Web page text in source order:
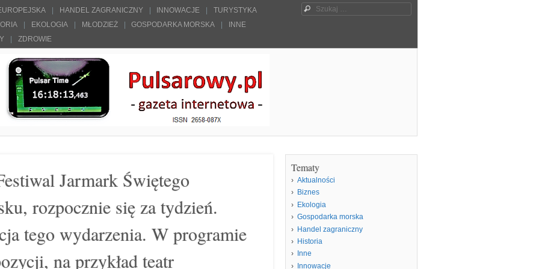
HANDEL ZAGRANICZNY INNOWACJE
TURYSTYKA
EKOLOGIA MŁODZIEŻ GOSPODARKA MORSKA
INNE
ZDROWIE
Szukaj
Jarmark Świętego
rozpocznie się za tydzień.
tego wydarzenia. W programie
na przykład teatr
Tematy
Aktualności
Biznes
Ekologia
Gospodarka morska
Handel zagraniczny
Historia
Inne
Innowacje